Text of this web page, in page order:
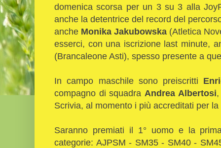
domenica scorsa per un 3 su 3 alla
anche la detentrice del record del
anche Monika Jakubowska (Atletica
esserci, con una iscrizione last minute,
(Brancaleone Asti), spesso presente a
In campo maschile sono preiscritti
compagno di squadra Andrea Albertosi
Scrivia, al momento i più accreditati per
Saranno premiati il 1° uomo e la
categorie: AJPSM - SM35 - SM40 -